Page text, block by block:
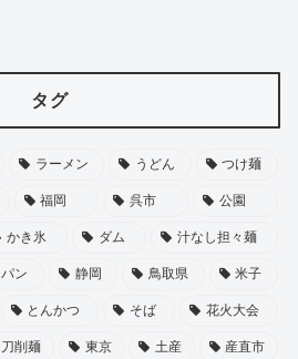
タグ
ラーメン うどん つけ麺
福岡 呉市 公園
かき氷 ダム 汁なし担々麺
パン 静岡 鳥取県 米子
とんかつ そば 花火大会
刀削麺 東京 土産 産直市